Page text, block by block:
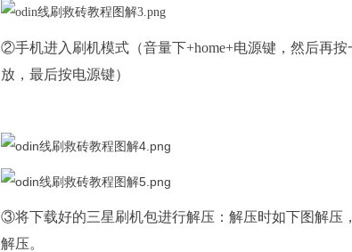
②手机进入刷机模式 （音量下+home+电源键，然后再按
放，最后按电源键）
③将下载好的三星刷机包进行解压 ：解压时如下图解
解压。